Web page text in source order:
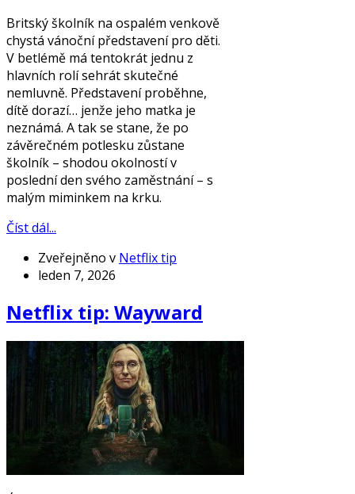
Britský školník na ospalém venkově
chystá vánoční představení pro děti.
V betlémě má tentokrát jednu z
hlavních rolí sehrát skutečné
nemluvně. Představení proběhne,
dítě dorazí… jenže jeho matka je
neznámá. A tak se stane, že po
závěrečném potlesku zůstane
školník – shodou okolností v
poslední den svého zaměstnání – s
malým miminkem na krku.
Číst dál...
Zveřejněno v Netflix tip
leden 7, 2026
Netflix tip: Wayward